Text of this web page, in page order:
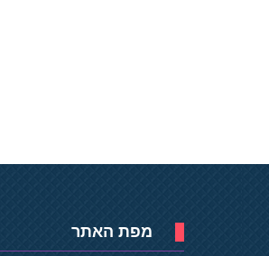
מפת האתר